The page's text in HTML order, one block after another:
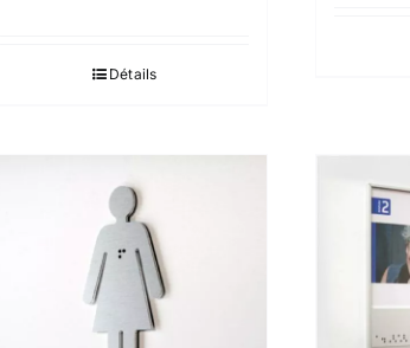
Détails